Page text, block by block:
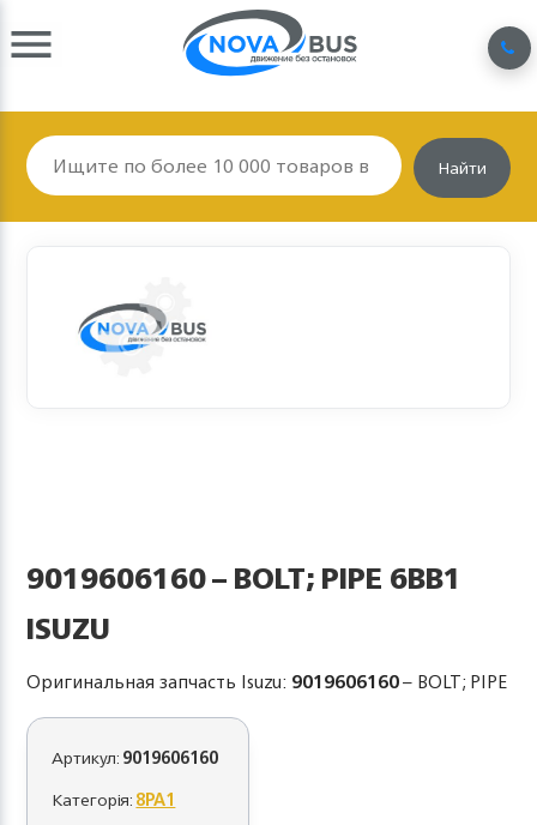
Найти
9019606160 – BOLT; PIPE 6BB1
ISUZU
Оригинальная запчасть Isuzu: 9019606160– BOLT; PIPE
Артикул:9019606160
Категорія:8PA1